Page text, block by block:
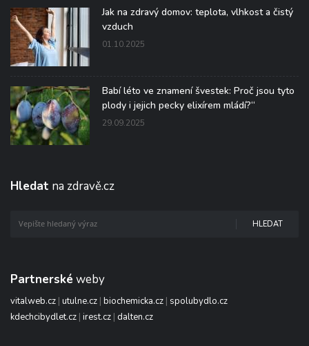
Jak na zdravý domov: teplota, vlhkost a čistý
vzduch
01.10.2025
Babí léto ve znamení švestek: Proč jsou tyto
plody i jejich pecky elixírem mládí?“
29.09.2025
Hledat na zdravě.cz
HLEDAT
Partnerské weby
vitalweb.cz | utulne.cz | biochemicka.cz | spolubydlo.cz
kdechcibydlet.cz | irest.cz | dalten.cz